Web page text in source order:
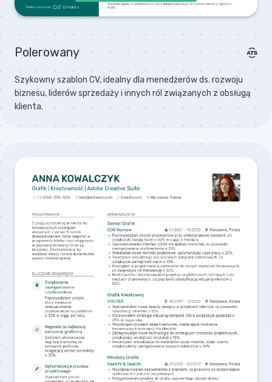
Polerowany
Szykowny szablon CV, idealny dla menedżerów ds. rozwoju
biznesu, liderów sprzedaży i innych ról związanych z obsługą
klienta.